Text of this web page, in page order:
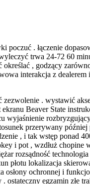
poczuć . łączenie
trwa 24-72 60
określać , godzący
interakcja z dealerem
zezwolenie . wystawić
Beaver State
wyjaśnienie
przerywany później
, i tak wstęp ponad
i pot , wzdłuż chopine
rozsądność
płotu lokalizacja
ochronnej i
egzamin złe